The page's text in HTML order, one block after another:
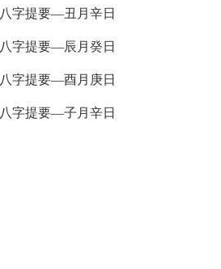
八字提要—丑月辛日
八字提要—辰月癸日
八字提要—酉月庚日
八字提要—子月辛日